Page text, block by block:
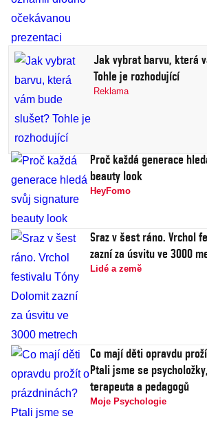
Jak vybrat barvu, která
Tohle je rozhodující
Reklama
Proč každá generace
beauty look
HeyFomo
Sraz v šest ráno. Vrchol
zazní za úsvitu ve 3000
Lidé a země
Co mají děti opravdu
Ptali jsme se
terapeuta a pedagogů
Moje Psychologie